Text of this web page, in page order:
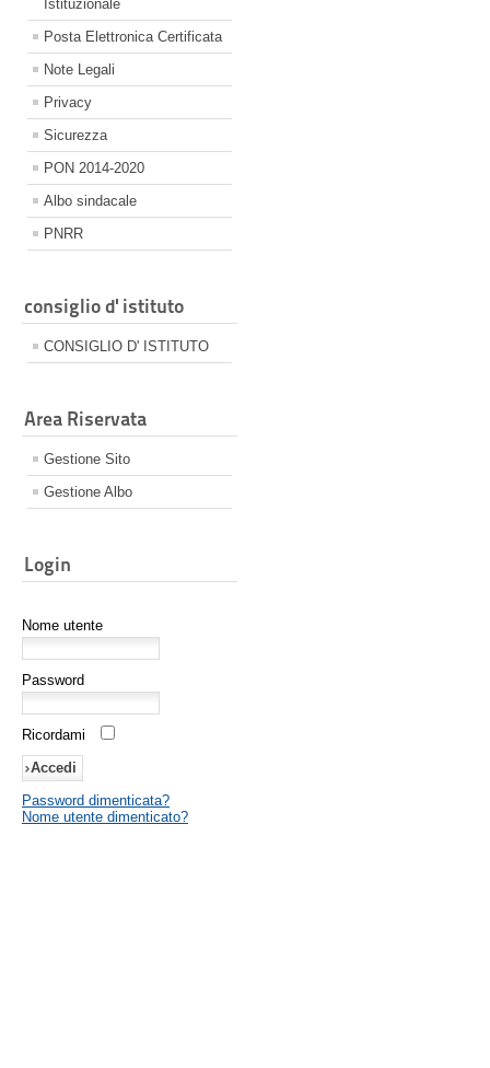
Istituzionale
Posta Elettronica Certificata
Note Legali
Privacy
Sicurezza
PON 2014-2020
Albo sindacale
PNRR
consiglio d' istituto
CONSIGLIO D' ISTITUTO
Area Riservata
Gestione Sito
Gestione Albo
Login
Nome utente
Password
Ricordami
Password dimenticata?
Nome utente dimenticato?